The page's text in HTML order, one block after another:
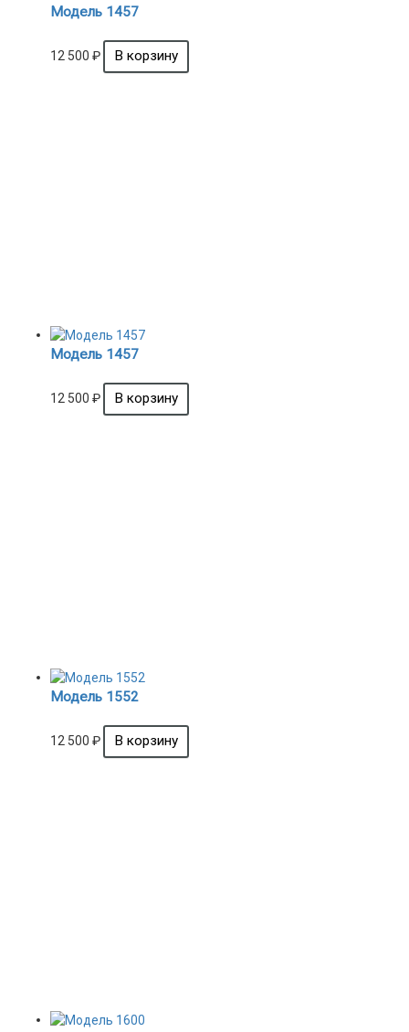
Модель 1457
12 500 ₽
Модель 1457
12 500 ₽
Модель 1552
12 500 ₽